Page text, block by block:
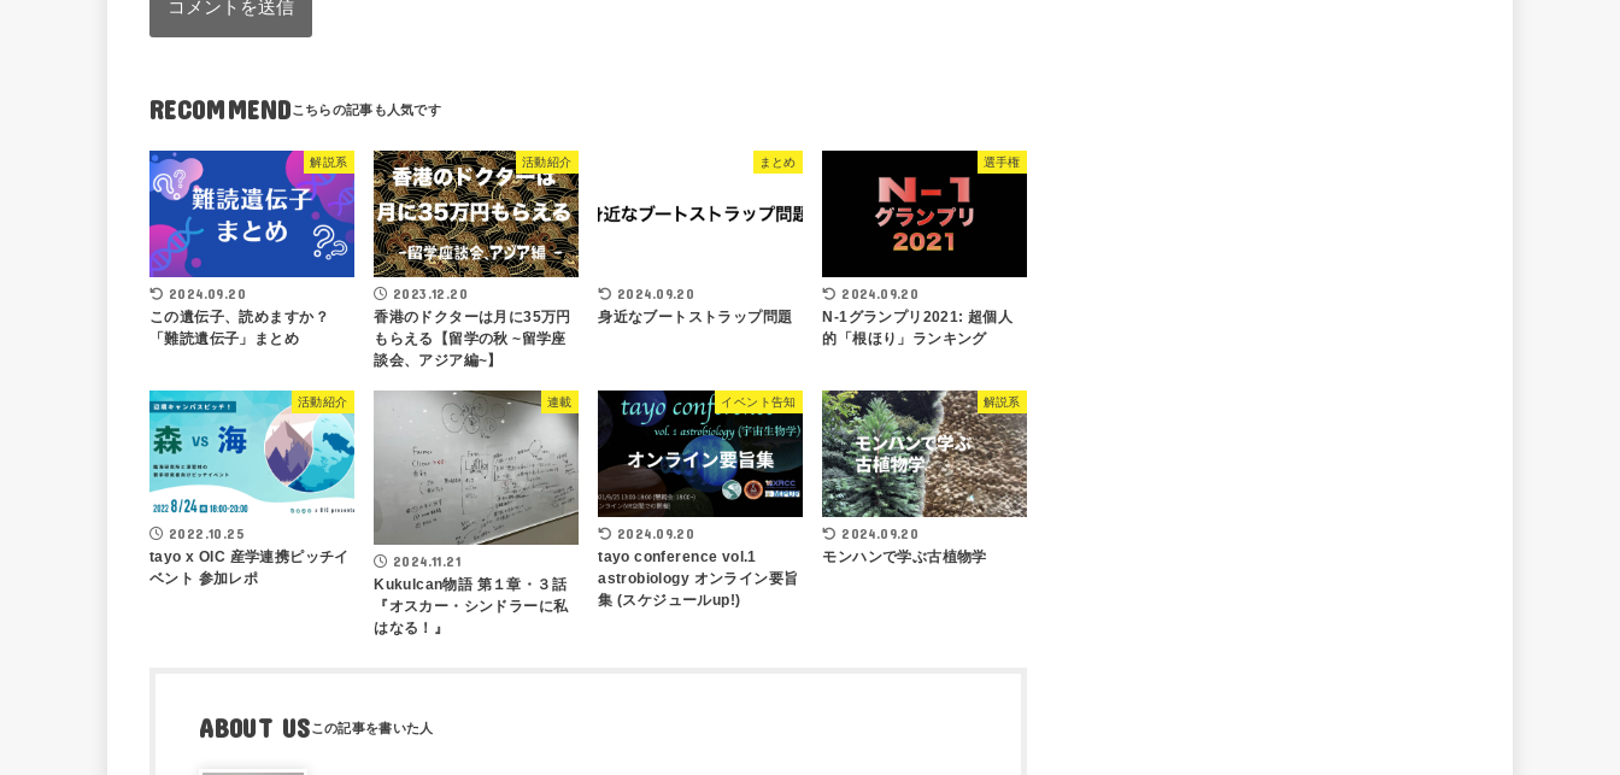
RECOMMEND
解説系
2024.09.20
この遺伝子、読めますか？
「難読遺伝子」まとめ
活動紹介
2023.12.20
香港のドクターは月に35万円
もらえる【留学の秋 ~留学座
談会、アジア編~】
まとめ
2024.09.20
身近なブートストラップ問題
選手権
2024.09.20
N-1グランプリ2021: 超個人
的「根ほり」ランキング
活動紹介
2022.10.25
tayo x OIC 産学連携ピッチイ
ベント 参加レポ
連載
2024.11.21
Kukulcan物語 第１章・３話
『オスカー・シンドラーに私
はなる！』
イベント告知
2024.09.20
tayo conference vol.1
astrobiology オンライン要旨
集 (スケジュールup!)
解説系
2024.09.20
モンハンで学ぶ古植物学
ABOUT US